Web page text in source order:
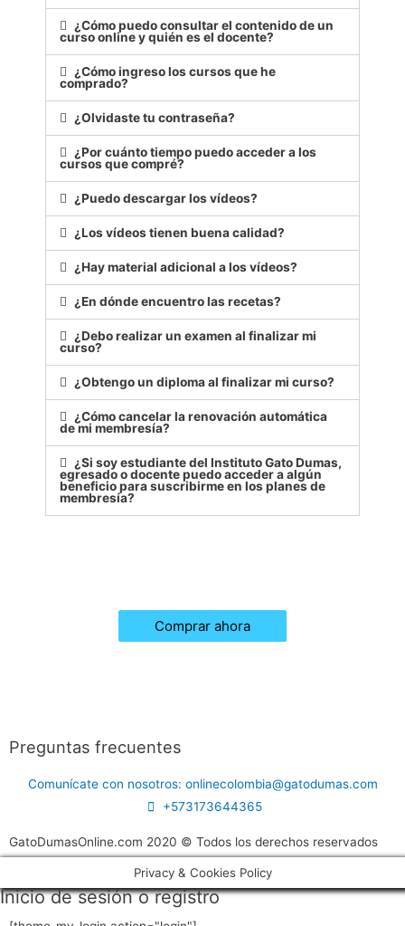
¿Cómo puedo consultar el contenido de un
curso online y quién es el docente?
¿Cómo ingreso los cursos que he
comprado?
¿Olvidaste tu contraseña?
¿Por cuánto tiempo puedo acceder a los
cursos que compré?
¿Puedo descargar los vídeos?
¿Los vídeos tienen buena calidad?
¿Hay material adicional a los vídeos?
¿En dónde encuentro las recetas?
¿Debo realizar un examen al finalizar mi
curso?
¿Obtengo un diploma al finalizar mi curso?
¿Cómo cancelar la renovación automática
de mi membresía?
¿Si soy estudiante del Instituto Gato Dumas,
egresado o docente puedo acceder a algún
beneficio para suscribirme en los planes de
membresía?
Comprar ahora
Preguntas frecuentes
Comunícate con nosotros: onlinecolombia@gatodumas.com
+573173644365
GatoDumasOnline.com 2020 © Todos los derechos reservados
Privacy & Cookies Policy
Inicio de sesión o registro